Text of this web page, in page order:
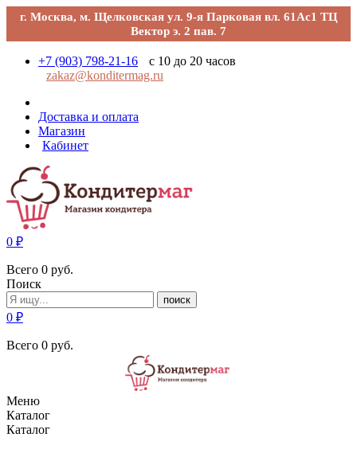
г. Москва, м. Щелковская ул. 9-я Парковая вл. 61Ас1 ТЦ
Вектор э. 2 пав. 7
+7 (903) 798-21-16
с 10 до 20 часов
zakaz@konditermag.ru
Доставка и оплата
Магазин
Кабинет
0 ₽
Всего 0 руб.
Поиск
поиск
0 ₽
Всего 0 руб.
Меню
Каталог
Каталог